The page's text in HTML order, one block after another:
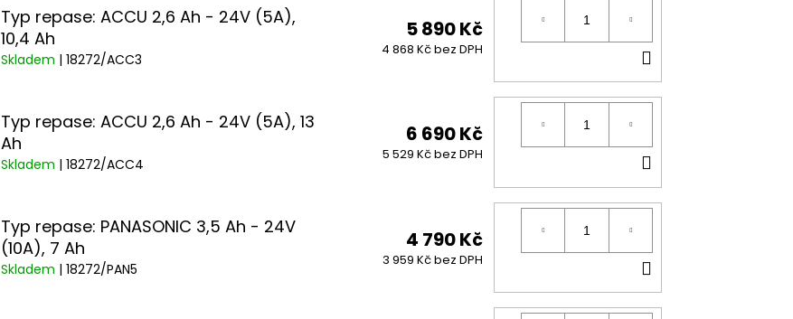
Typ repase: ACCU 2,6 Ah - 24V (5A),
10,4 Ah
Skladem | 18272/ACC3
5 890 Kč
4 868 Kč bez DPH
KOŠÍKU
Typ repase: ACCU 2,6 Ah - 24V (5A), 13
Ah
Skladem | 18272/ACC4
6 690 Kč
5 529 Kč bez DPH
KOŠÍKU
Typ repase: PANASONIC 3,5 Ah - 24V
(10A), 7 Ah
Skladem | 18272/PAN5
4 790 Kč
3 959 Kč bez DPH
KOŠÍKU